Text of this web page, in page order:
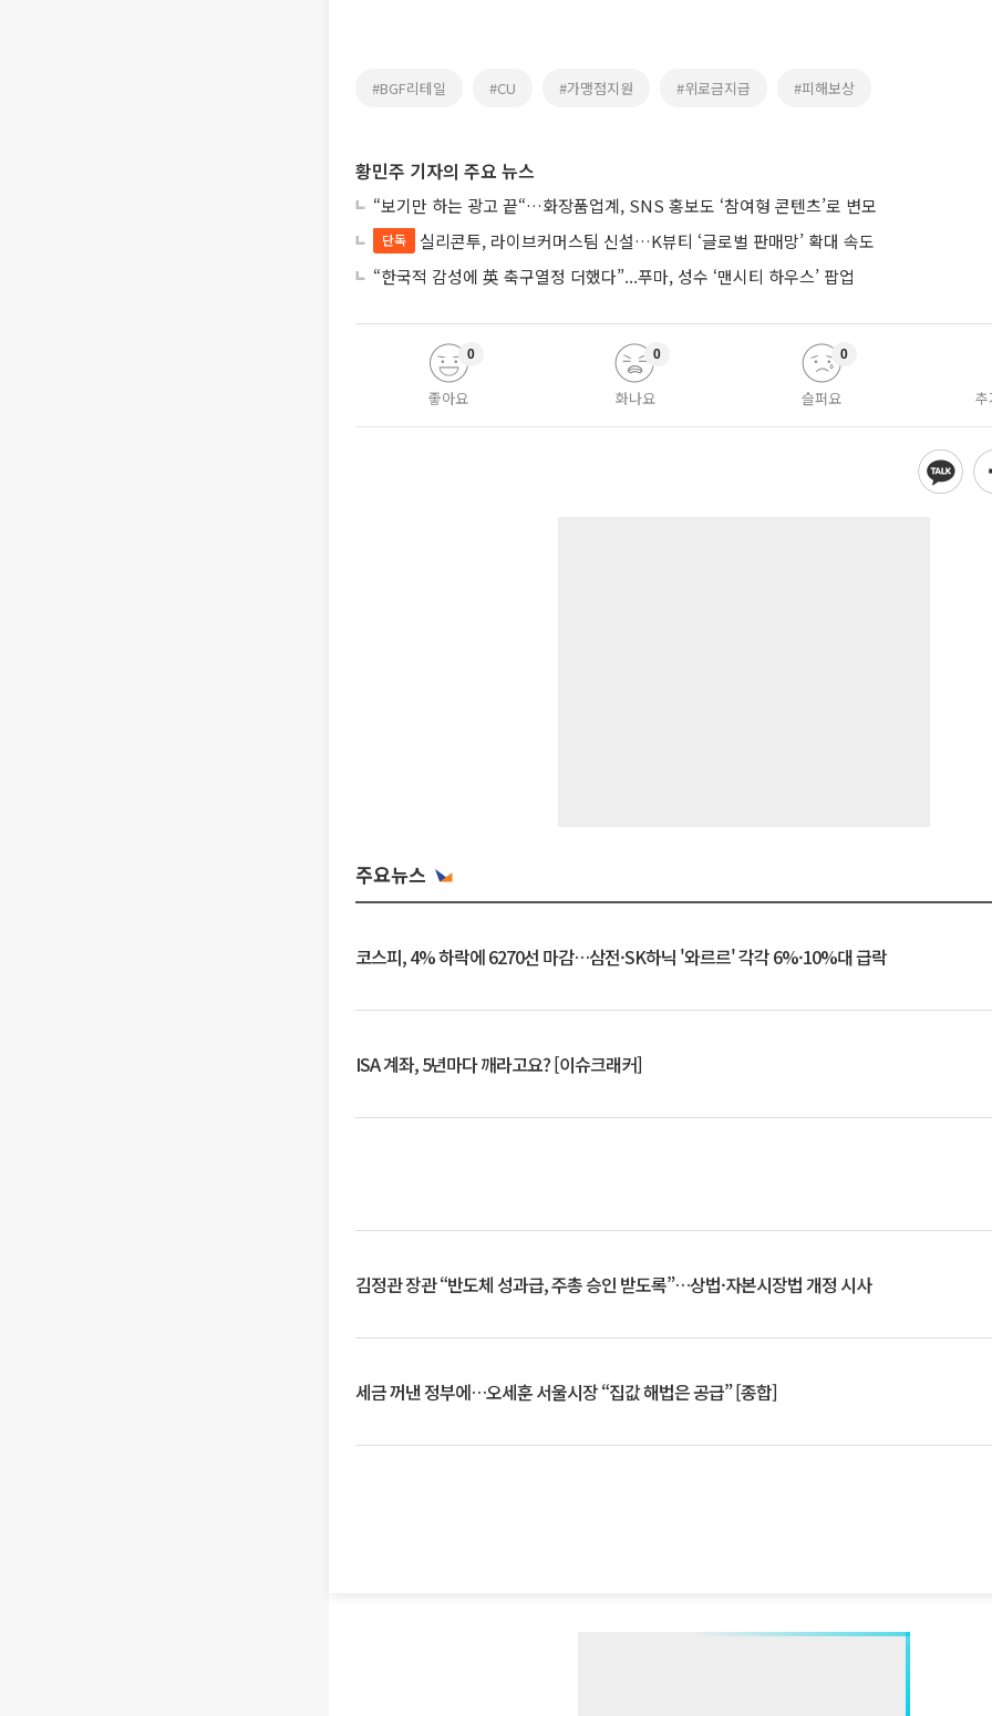
#BGF리테일 #CU #가맹점지원 #위로금지급 #피해보상
황민주 기자의 주요 뉴스
“보기만 하는 광고 끝“…화장품업계, SNS 홍보도 ‘참여형 콘텐츠’로 변모
단독
실리콘투, 라이브커머스팀 신설…K뷰티 ‘글로벌 판매망’ 확대 속도
“한국적 감성에 英 축구열정 더했다”...푸마, 성수 ‘맨시티 하우스’ 팝업
좋아요
0
화나요
0
슬퍼요
0
주요뉴스
코스피, 4% 하락에 6270선 마감…삼전·SK하닉 '와르르' 각각 6%·10%대 급락
ISA 계좌, 5년마다 깨라고요? [이슈크래커]
김정관 장관 “반도체 성과급, 주총 승인 받도록”…상법·자본시장법 개정 시사
세금 꺼낸 정부에…오세훈 서울시장 “집값 해법은 공급” [종합]